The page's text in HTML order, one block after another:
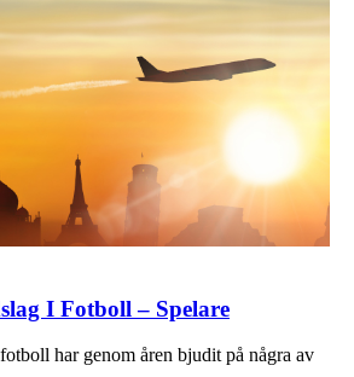
I Fotboll – Spelare
har genom åren bjudit på några av